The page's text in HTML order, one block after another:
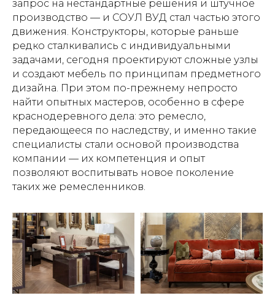
запрос на нестандартные решения и штучное
производство — и СОУЛ ВУД стал частью этого
движения. Конструкторы, которые раньше
редко сталкивались с индивидуальными
задачами, сегодня проектируют сложные узлы
и создают мебель по принципам предметного
дизайна. При этом по-прежнему непросто
найти опытных мастеров, особенно в сфере
краснодеревного дела: это ремесло,
передающееся по наследству, и именно такие
специалисты стали основой производства
компании — их компетенция и опыт
позволяют воспитывать новое поколение
таких же ремесленников.